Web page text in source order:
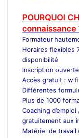
POURQUOI
connaissance
Formateur
Horaires flexibles
disponibilité
Inscription
Accès gratuit :
Différentes
Plus de 1000
Coaching
gratuitement aux
Matériel de travail